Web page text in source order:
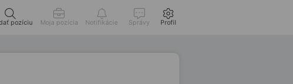
pozíciu Moja pozícia Notifikácie Správy Profil